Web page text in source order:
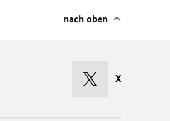
nach oben
X